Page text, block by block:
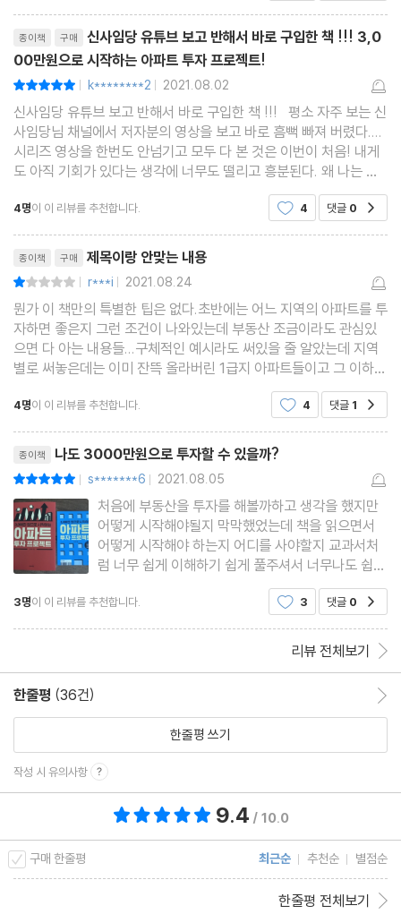
+ 청주시 리딩동네 아파트 리스트
3. 청주 동생 충주
충주시 투자지역 분석 1_ 호암동
충주시 투자지역 분석 2_ 그 외의 지역
+ 충주시 리딩동네 아파트 리스트
4장. 충청남도
1. 충청남도에서 투자 프로젝트 시작하기
2. 강남까지 30분이면 간다! 천안
천안시 투자지역 분석 1_ 불당동
천안시 투자지역 분석 2_ 백석동
천안시 투자지역 분석 3_ 두정동
+ 천안시 리딩동네 아파트 리스트
아산시 투자지역 분석 2_ 모종동·풍기동
+ 아산시 리딩동네 아파트 리스트
5장. 전라북도
1. 전라북도에서 투자 프로젝트 시작하기
2. 비빔밥만 떠올리고 있지는 않은가? 전주
전주시 투자지역 분석 1_ 에코시티
전주시 투자지역 분석 3_ 완산구
+ 전주시 리딩동네 아파트 리스트
군산시 투자지역 분석 1_ 조촌동
군산시 투자지역 분석 2_ 그 외의 지역
+ 군산시 리딩동네 아파트 리스트
6장. 전라남도
종이책 구매
신사임당 유튜브 보고 반해서 바로 구입한 책 !!! 3,0
00만원으로 시작하는 아파트 투자 프로젝트!
| k********2 | 2021.08.02
신사임당 유튜브 보고 반해서 바로 구입한 책 !!! 평소 자주 보는 신
사임당님 채널에서 저자분의 영상을 보고 바로 흠뻑 빠져 버렸다....
시리즈 영상을 한번도 안넘기고 모두 다 본 것은 이번이 처음! 내게
도 아직 기회가 있다는 생각에 너무도 떨리고 흥분된다. 왜 나는 이
자를 먼저해서 꼭 돈을 불려야겠다.
4명이 이 리뷰를 추천합니다. 4 댓글 0
종이책 구매 제목이랑 안맞는 내용
| r***i | 2021.08.24
뭔가 이 책만의 특별한 팁은 없다.초반에는 어느 지역의 아파트를 투
자하면 좋은지 그런 조건이 나와있는데 부동산 조금이라도 관심있
으면 다 아는 내용들...구체적인 예시라도 써있을 줄 알았는데 지역
별로 써놓은데는 이미 잔뜩 올라버린 1급지 아파트들이고 그 이하
지역들은 구체적인 내용도 없음.종이는 좋은거 써서 책값만 비싼
듯...내용 미리 훝어봤더라면 절대 안샀을 책...
4명이 이 리뷰를 추천합니다. 4 댓글 1
종이책 나도 3000만원으로 투자할 수 있을까?
| s*******6 | 2021.08.05
처음에 부동산을 투자를 해볼까하고 생각을 했지만
어떻게 시작해야될지 막막했었는데 책을 읽으면서
어떻게 시작해야 하는지 어디를 사야할지 교과서처
럼 너무 쉽게 이해하기 쉽게 풀주셔서 너무나도 쉽게
읽어 내려갈 수 있었습니다. 또한 전국각지 한눈에
보기 편하게 아파트리스트와 장단점을 적어주어서
3명이 이 리뷰를 추천합니다. 3 댓글 0
리뷰 전체보기
한줄평 (36건)
한줄평 쓰기
작성 시 유의사항
9.4 / 10.0
구매 한줄평 최근순 추천순 별점순
한줄평 전체보기